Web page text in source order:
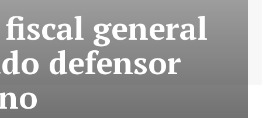
general
defensor